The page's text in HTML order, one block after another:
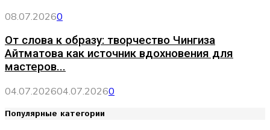
08.07.20260
От слова к образу: творчество Чингиза
Айтматова как источник вдохновения для
мастеров...
04.07.202604.07.20260
Популярные категории